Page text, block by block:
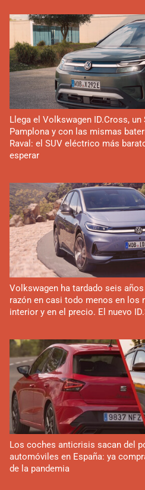
Llega el Volkswagen ID.Cross,
Pamplona y con las mismas
Raval: el SUV eléctrico más
esperar
Volkswagen ha tardado seis
razón en casi todo menos en los
interior y en el precio. El nuevo
Los coches anticrisis sacan del
automóviles en España: ya
de la pandemia